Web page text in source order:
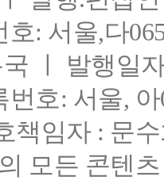
: 서울,다
ㅣ 발행일
호: 서울,
책임자 : 문
모든 콘텐